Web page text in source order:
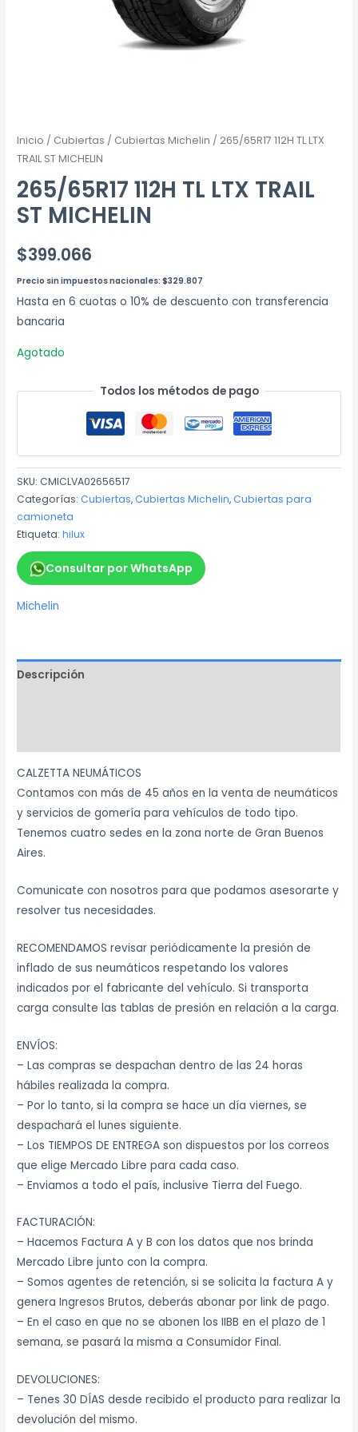
Inicio / Cubiertas / Cubiertas Michelin / 265/65R17 112H TL LTX
TRAIL ST MICHELIN
265/65R17 112H TL LTX TRAIL
ST MICHELIN
$399.066
Precio sin impuestos nacionales:$329.807
Hasta en 6 cuotas o 10% de descuento con transferencia
bancaria
Agotado
Todos los métodos de pago
SKU:CMICLVA02656517
Categorías:Cubiertas,Cubiertas Michelin,Cubiertas para
camioneta
Etiqueta:hilux
Consultar por WhatsApp
Michelin
Descripción
CALZETTA NEUMÁTICOS
Contamos con más de 45 años en la venta de neumáticos
y servicios de gomería para vehículos de todo tipo.
Tenemos cuatro sedes en la zona norte de Gran Buenos
Aires.
Comunicate con nosotros para que podamos asesorarte y
resolver tus necesidades.
RECOMENDAMOS revisar periódicamente la presión de
inflado de sus neumáticos respetando los valores
indicados por el fabricante del vehículo. Si transporta
carga consulte las tablas de presión en relación a la carga.
ENVÍOS:
– Las compras se despachan dentro de las 24 horas
hábiles realizada la compra.
– Por lo tanto, si la compra se hace un día viernes, se
despachará el lunes siguiente.
– Los TIEMPOS DE ENTREGA son dispuestos por los correos
que elige Mercado Libre para cada caso.
– Enviamos a todo el país, inclusive Tierra del Fuego.
FACTURACIÓN:
– Hacemos Factura A y B con los datos que nos brinda
Mercado Libre junto con la compra.
– Somos agentes de retención, si se solicita la factura A y
genera Ingresos Brutos, deberás abonar por link de pago.
– En el caso en que no se abonen los IIBB en el plazo de 1
semana, se pasará la misma a Consumidor Final.
DEVOLUCIONES:
– Tenes 30 DÍAS desde recibido el producto para realizar la
devolución del mismo.